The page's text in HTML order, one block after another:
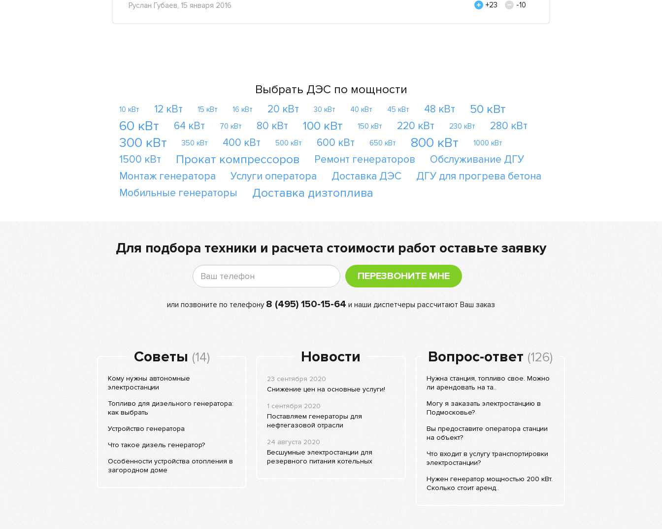
+23
-10
Руслан Губаев, 15 января 2016
Выбрать ДЭС по мощности
10 кВт 12 кВт 15 кВт 16 кВт 20 кВт 30 кВт 40 кВт 45 кВт 48 кВт 50 кВт
60 кВт 64 кВт 70 кВт 80 кВт 100 кВт 150 кВт 220 кВт 230 кВт 280 кВт
300 кВт 350 кВт 400 кВт 500 кВт 600 кВт 650 кВт 800 кВт 1000 кВт
1500 кВт Прокат компрессоров Ремонт генераторов
Обслуживание ДГУ
Монтаж генератора
Услуги оператора Доставка ДЭС
ДГУ для прогрева бетона
Мобильные генераторы
Доставка дизтоплива
Для подбора техники и расчета стоимости работ оставьте заявку
ПЕРЕЗВОНИТЕ МНЕ
или позвоните по телефону 8 (495) 150-15-64 и наши диспетчеры рассчитают Ваш заказ
Советы (14)
Кому нужны автономные
электростанции
Топливо для дизельного генератора:
как выбрать
Устройство генератора
Что такое дизель генератор?
Особенности устройства отопления в
загородном доме
Новости
23 сентября 2020
Снижение цен на основные услуги!
1 сентября 2020
Поставляем генераторы для
нефтегазовой отрасли
24 августа 2020
Бесшумные электростанции для
резервного питания котельных
Вопрос-ответ (126)
Нужна станция, топливо свое. Можно
ли арендовать на та..
Могу я заказать электростанцию в
Подмосковье?
Вы предоставите оператора станции
на объект?
Что входит в услугу транспортировки
электростанции?
Нужен генератор мощностью 200 кВт.
Сколько стоит аренд..